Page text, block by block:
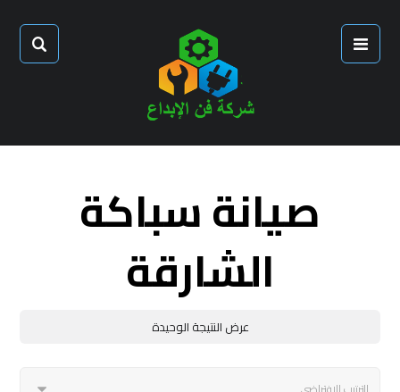
صيانة سباكة
الشارقة
عرض النتيجة الوحيدة